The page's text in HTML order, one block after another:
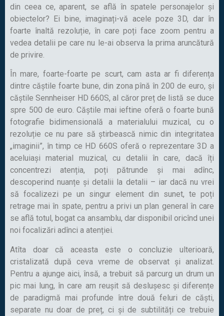
din ceea ce, aparent, se află în spatele personajelor și
obiectelor? Ei bine, imaginați-vă acele poze 3D, dar în
foarte înaltă rezoluție, în care poți face zoom pentru a
vedea detalii pe care nu le-ai observa la prima aruncătură
de privire.
În mare, foarte-foarte pe scurt, cam asta ar fi diferența
dintre căștile foarte bune, din zona pînă în 200 de euro, și
căștile Sennheiser HD 660S, al căror preț de listă se duce
spre 500 de euro. Căștile mai ieftine oferă o foarte bună
fotografie bidimensională a materialului muzical, cu o
rezoluție ce nu pare să știrbească nimic din integritatea
„imaginii”, în timp ce HD 660S oferă o reprezentare 3D a
aceluiași material muzical, cu detalii în care, dacă îți
concentrezi atenția, poți pătrunde și mai adînc,
descoperind nuanțe și detalii la detalii – iar dacă nu vrei
să focalizezi pe un singur element din sunet, te poți
retrage mai în spate, pentru a privi un plan general în care
se află totul, bogat ca ansamblu, dar disponibil oricînd unei
noi focalizări adînci a atenției.
Atîta doar că aceasta este o concluzie ulterioară,
cristalizată după ceva vreme de observat și analizat.
Pentru a ajunge aici, însă, a trebuit să parcurg un drum un
pic mai lung, în care am reușit să deslușesc și diferențe
de paradigmă mai profunde între două feluri de căști,
separate nu doar de preț, ci și de subtilități ce trebuie